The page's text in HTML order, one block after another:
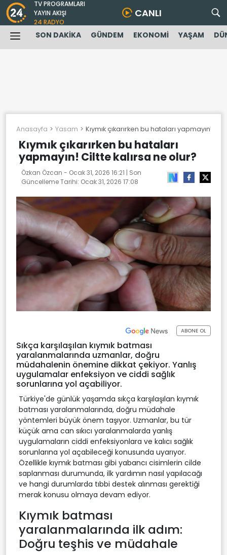
TV PROGRAMLARI
YAYIN AKIŞI
24 RADYO
CANLI
SON DAKİKA GÜNDEM EKONOMİ YAŞAM
Anasayfa Yasam Kıymık çıkarırken bu hataları yapmayın!
Kıymık çıkarırken bu hataları
yapmayın! Ciltte kalırsa ne olur?
Özkan Özcan - Ocak 31, 2026 16:21 | Son
Güncelleme Tarihi: Ocak 31, 2026 17:08
ABONE OL
Sıkça karşılaşılan kıymık batması
yaralanmalarında uzmanlar, doğru
müdahalenin önemine dikkat çekiyor. Yanlış
uygulamalar enfeksiyon ve ciddi sağlık
sorunlarına yol açabiliyor.
Türkiye'de günlük yaşamda sıkça karşılaşılan kıymık
batması yaralanmalarında, doğru müdahale
yöntemleri büyük önem taşıyor. Uzmanlar, bu tür
küçük ama can sıkıcı yaralanmalarda yanlış
uygulamaların ciddi enfeksiyonlara ve kalıcı sağlık
sorunlarına yol açabileceği konusunda uyarıyor.
Özellikle kıymık batması gibi yabancı cisimlerin cilde
saplanması durumunda, ilk yardımın nasıl yapılacağı
ve hangi durumlarda tıbbi destek alınması gerektiği
merak konusu olmaya devam ediyor.
Kıymık batması
yaralanmalarında ilk adım:
Doğru teşhis ve müdahale